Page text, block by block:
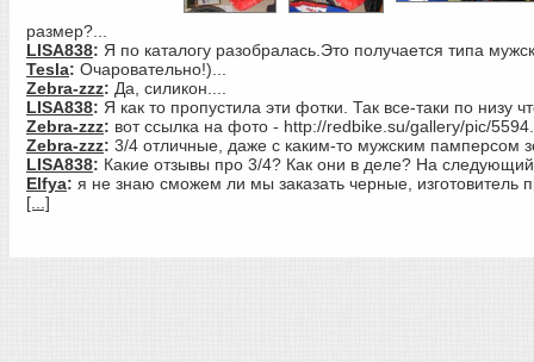
размер?...
LISA838: Я по каталогу разобралась.Это получается типа
Tesla: Очаровательно!)...
Zebra-zzz: Да, силикон....
LISA838: Я как то пропустила эти фотки. Так все-таки по низу
Zebra-zzz: вот ссылка на фото - http://redbike.su/gallery/pic/
Zebra-zzz: 3/4 отличные, даже с каким-то мужским памперсом
LISA838: Какие отзывы про 3/4? Как они в деле? На
Elfya: я не знаю сможем ли мы заказать черные, изготовитель
[...]